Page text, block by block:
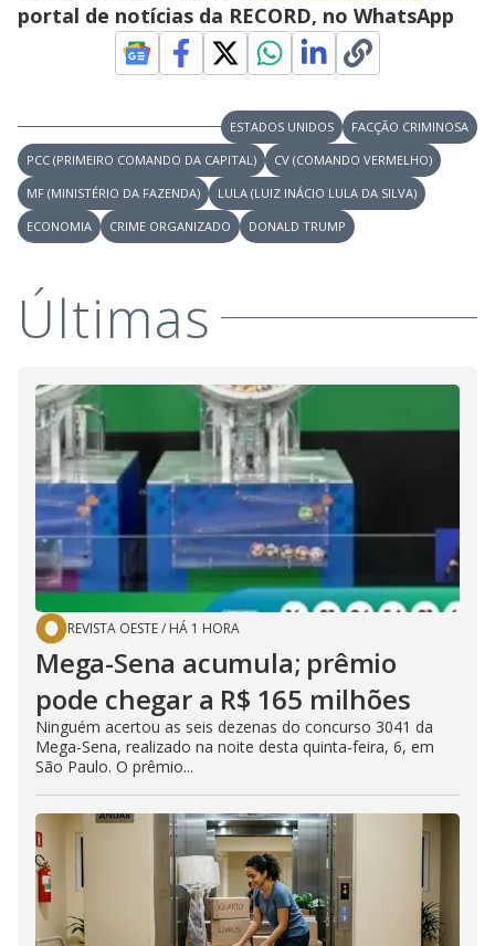
portal de notícias da RECORD, no WhatsApp
ESTADOS UNIDOS
FACÇÃO CRIMINOSA
PCC (PRIMEIRO COMANDO DA CAPITAL)
CV (COMANDO VERMELHO)
MF (MINISTÉRIO DA FAZENDA)
LULA (LUIZ INÁCIO LULA DA SILVA)
ECONOMIA
CRIME ORGANIZADO DONALD TRUMP
Últimas
REVISTA OESTE/ HÁ 1 HORA
Mega-Sena acumula; prêmio
pode chegar a R$ 165 milhões
Ninguém acertou as seis dezenas do concurso 3041 da
Mega-Sena, realizado na noite desta quinta-feira, 6, em
São Paulo. O prêmio...